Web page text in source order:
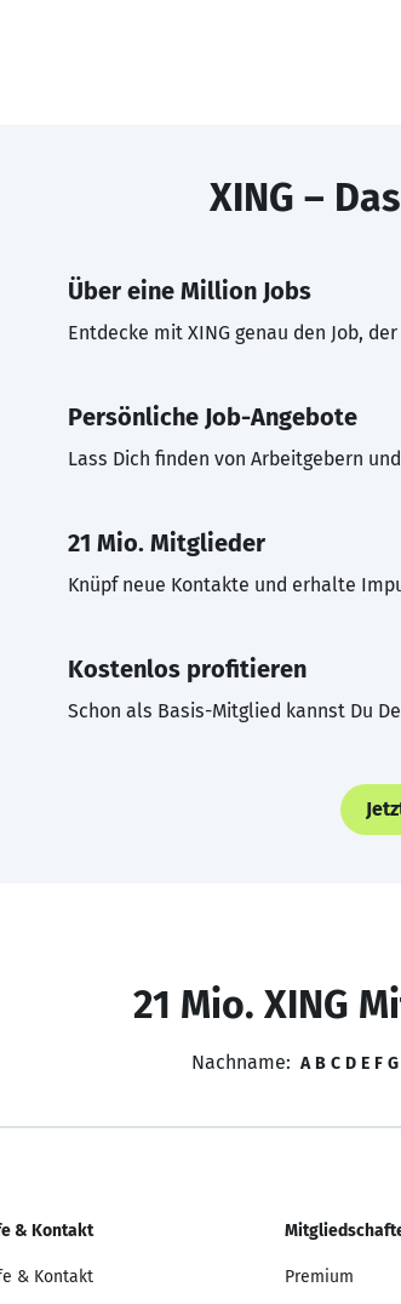
XING –
Über eine Million Jobs
Entdecke mit XING genau den Job,
Persönliche Job-Angebote
Lass Dich finden von Arbeitgebern
21 Mio. Mitglieder
Knüpf neue Kontakte und erhalte
Kostenlos profitieren
Schon als Basis-Mitglied kannst Du
21 Mio. XING
Nachname: A B C D E F G
& Kontakt
& Kontakt Premium